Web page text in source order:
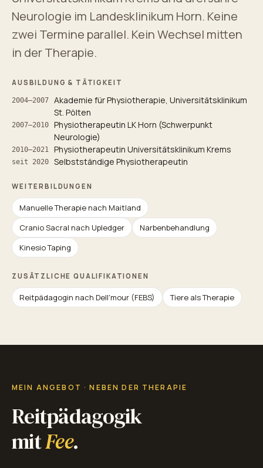
Neurologie im Landesklinikum Horn. Keine
zwei Termine parallel. Kein Wechsel mitten
in der Therapie.
AUSBILDUNG & TÄTIGKEIT
2004–2007
Akademie für Physiotherapie, Universitätsklinikum
St. Pölten
2007–2010
Physiotherapeutin LK Horn (Schwerpunkt
Neurologie)
2010–2021 Physiotherapeutin Universitätsklinikum Krems
seit 2020 Selbstständige Physiotherapeutin
WEITERBILDUNGEN
Manuelle Therapie nach Maitland
Cranio Sacral nach Upledger
Narbenbehandlung
Kinesio Taping
ZUSÄTZLICHE QUALIFIKATIONEN
Reitpädagogin nach Dell'mour (FEBS) Tiere als Therapie
MEIN ANGEBOT · NEBEN DER THERAPIE
Reitpädagogik
mitFee.